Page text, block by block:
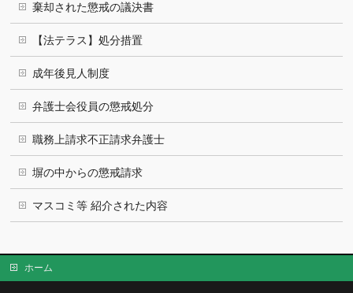
棄却された懲戒の議決書
【法テラス】処分措置
成年後見人制度
弁護士会役員の懲戒処分
職務上請求不正請求弁護士
塀の中からの懲戒請求
マスコミ等 紹介された内容
ホーム